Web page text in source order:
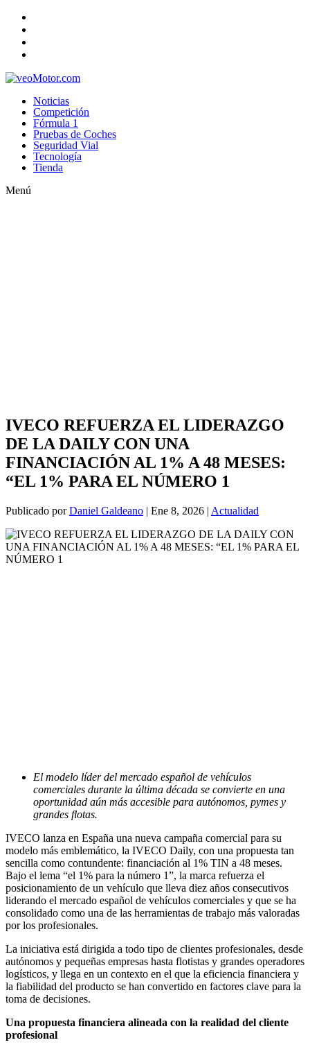
Noticias
Competición
Fórmula 1
Pruebas de Coches
Seguridad Vial
Tecnología
Tienda
Menú
IVECO REFUERZA EL LIDERAZGO
DE LA DAILY CON UNA
FINANCIACIÓN AL 1% A 48 MESES:
“EL 1% PARA EL NÚMERO 1
Publicado porDaniel Galdeano | Ene 8, 2026 | Actualidad
El modelo líder del mercado español de vehículos
comerciales durante la última década se convierte en una
oportunidad aún más accesible para autónomos, pymes y
grandes flotas.
IVECO lanza en España una nueva campaña comercial para su
modelo más emblemático, la IVECO Daily, con una propuesta tan
sencilla como contundente: financiación al 1% TIN a 48 meses.
Bajo el lema “el 1% para la número 1”, la marca refuerza el
posicionamiento de un vehículo que lleva diez años consecutivos
liderando el mercado español de vehículos comerciales y que se ha
consolidado como una de las herramientas de trabajo más valoradas
por los profesionales.
La iniciativa está dirigida a todo tipo de clientes profesionales, desde
autónomos y pequeñas empresas hasta flotistas y grandes operadores
logísticos, y llega en un contexto en el que la eficiencia financiera y
la fiabilidad del producto se han convertido en factores clave para la
toma de decisiones.
Una propuesta financiera alineada con la realidad del cliente
profesional